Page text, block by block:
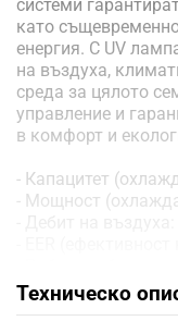
системи
като
енергия. С UV
на въздуха,
среда за цялото
управление и
в комфорт и
- Капацитет
- Мощност
- EER
- Работен обхват за
- COP
Техническо